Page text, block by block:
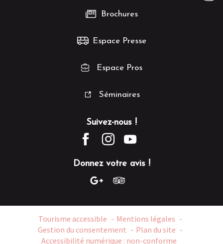
Suivez-nous !
Donnez votre avis !
Brochures
Espace Presse
Espace Pros
Séminaires
Tourisme accessible
Mentions légales
Gestion du consentement
Plan du site
Accessibilité numérique : non-conforme